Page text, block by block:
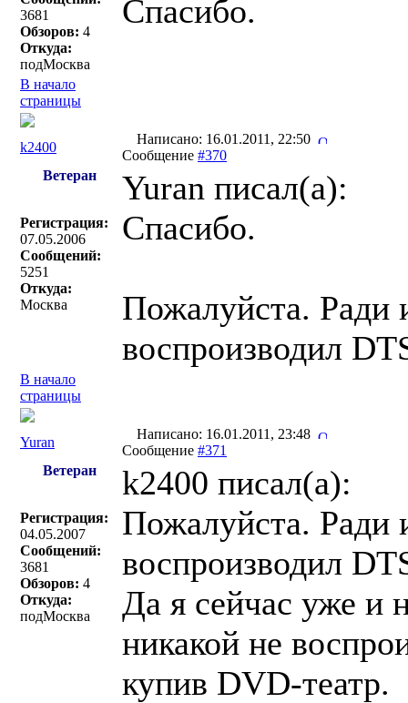
3681
Обзоров: 4
Откуда:
подМосква
Спасибо.
В начало
страницы
k2400
Написано: 16.01.2011, 22:50
Сообщение #370
Ветеран
Регистрация:
07.05.2006
Сообщений:
5251
Откуда:
Москва
Yuran писал(a):
Спасибо.
Пожалуйста. Ради
воспроизводил
В начало
страницы
Yuran
Написано: 16.01.2011, 23:48
Сообщение #371
Ветеран
Регистрация:
04.05.2007
Сообщений:
3681
Обзоров: 4
Откуда:
подМосква
k2400 писал(a):
Пожалуйста. Ради
воспроизводил
Да я сейчас уже и
никакой не
купив DVD-театр.